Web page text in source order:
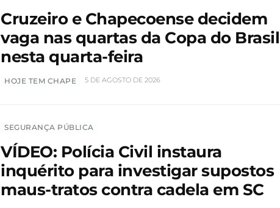
Cruzeiro e Chapecoense decidem
vaga nas quartas da Copa do Brasil
nesta quarta-feira
HOJE TEM CHAPE 5 DE AGOSTO DE 2026
SEGURANÇA PÚBLICA
VÍDEO: Polícia Civil instaura
inquérito para investigar supostos
maus-tratos contra cadela em SC